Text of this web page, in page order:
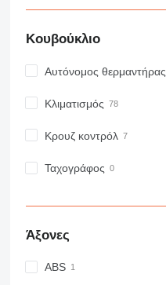
Κουβούκλιο
Αυτόνομος θερμαντήρας
Κλιματισμός
Κρουζ κοντρόλ
Ταχογράφος
Άξονες
ABS